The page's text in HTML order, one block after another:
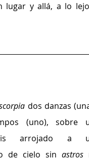
lugar y allá, a lo
dos danzas
(uno), sobre
arrojado a
de cielo sin astros